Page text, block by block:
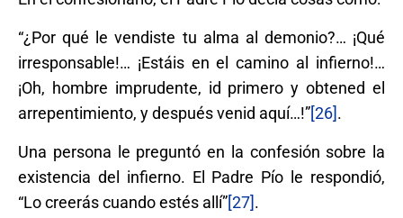
“¿Por qué le vendiste tu alma al demonio?… ¡Qué
irresponsable!… ¡Estáis en el camino al infierno!…
¡Oh, hombre imprudente, id primero y obtened el
arrepentimiento, y después venid aquí…!”[26].
Una persona le preguntó en la confesión sobre la
existencia del infierno. El Padre Pío le respondió,
“Lo creerás cuando estés allí”[27].